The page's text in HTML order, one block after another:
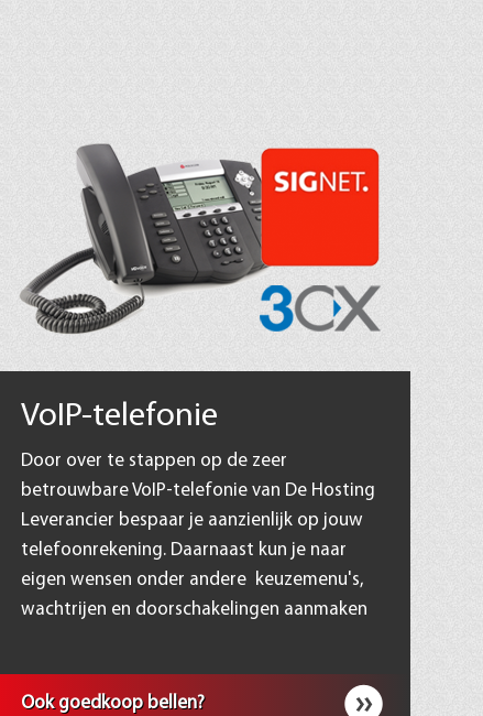
VoIP-telefonie
Door over te stappen op de zeer
betrouwbare VoIP-telefonie van De Hosting
Leverancier bespaar je aanzienlijk op jouw
telefoonrekening. Daarnaast kun je naar
eigen wensen onder andere keuzemenu's,
wachtrijen en doorschakelingen aanmaken
Ook goedkoop bellen?